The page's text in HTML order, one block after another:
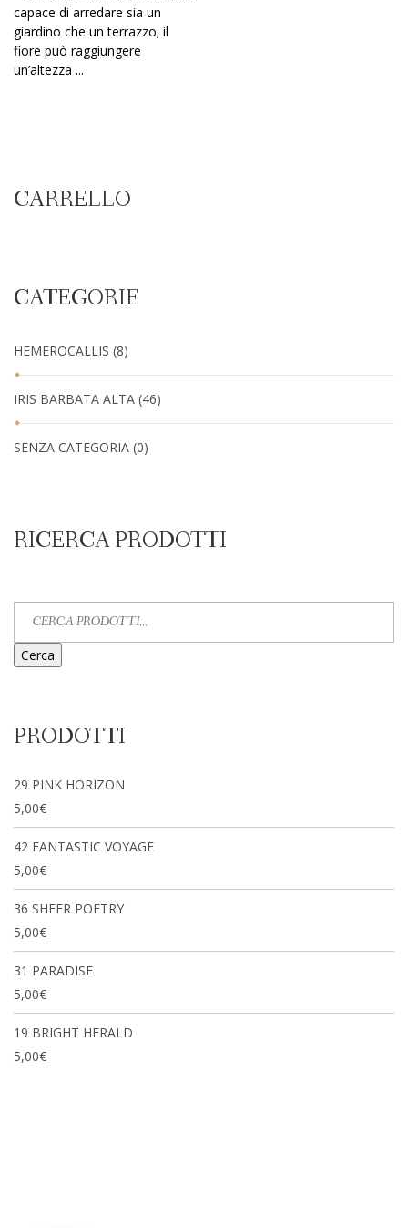
capace di arredare sia un
giardino che un terrazzo; il
fiore può raggiungere
un’altezza ...
CARRELLO
CATEGORIE
HEMEROCALLIS (8)
IRIS BARBATA ALTA (46)
SENZA CATEGORIA (0)
RICERCA PRODOTTI
Cerca
PRODOTTI
29 PINK HORIZON
5,00€
42 FANTASTIC VOYAGE
5,00€
36 SHEER POETRY
5,00€
31 PARADISE
5,00€
19 BRIGHT HERALD
5,00€